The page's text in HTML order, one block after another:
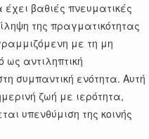
βαθιές πνευματικές
της πραγματικότητας
με τη μη
ως αντιληπτική
συμπαντική ενότητα. Αυτή
ζωή με ιερότητα,
υπενθύμιση της κοινής